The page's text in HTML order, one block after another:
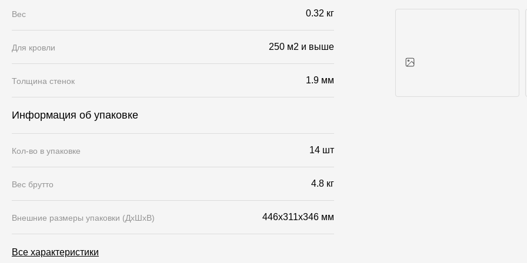
Вес 0.32 кг
Для кровли 250 м2 и выше
Толщина стенок 1.9 мм
Информация об упаковке
Кол-во в упаковке 14 шт
Вес брутто 4.8 кг
Внешние размеры упаковки (ДхШхВ) 446x311x346 мм
Все характеристики